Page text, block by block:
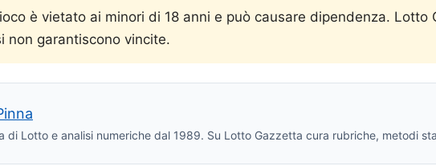
è vietato ai minori di 18 anni e può causare dipendenza.
non garantiscono vincite.
di Lotto e analisi numeriche dal 1989. Su Lotto Gazzetta cura rubriche, metodi